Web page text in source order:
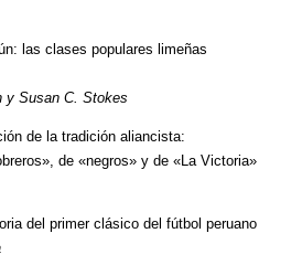
las clases populares limeñas
y Susan C. Stokes
de la tradición aliancista:
de «negros» y de «La Victoria»
del primer clásico del fútbol peruano